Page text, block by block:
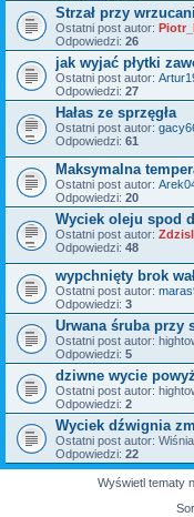
Strzał przy
Ostatni post autor:
Odpowiedzi: 26
jak wyjać płytki
Ostatni post autor:
Odpowiedzi: 27
Hałas ze sprzęgła
Ostatni post autor:
Odpowiedzi: 61
Maksymalna
Ostatni post autor:
Odpowiedzi: 20
Wyciek oleju spod
Ostatni post autor:
Odpowiedzi: 48
wypchnięty brok
Ostatni post autor:
Odpowiedzi: 3
Urwana śruba przy
Ostatni post autor:
Odpowiedzi: 5
dziwne wycie
Ostatni post autor:
Odpowiedzi: 2
Wyciek dźwignia
Ostatni post autor: Wiśnia
Odpowiedzi: 22
Wyświetl tematy